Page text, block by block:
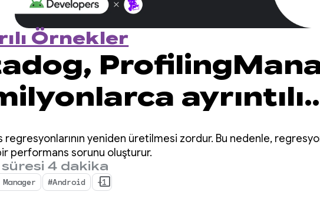
Örnekler
ayrıntılı
analizi
regresyonlarının yeniden üretilmesi zordur. Bu nedenle,
performans sorunu oluşturur.
4 dakika
#Android +1